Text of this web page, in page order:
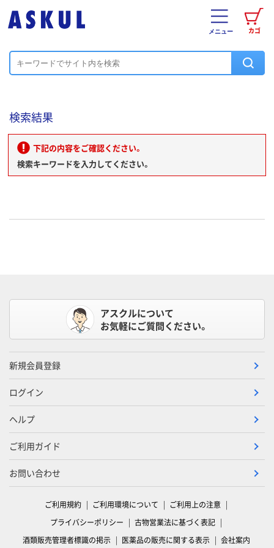
カゴ
メニュー
検索結果
下記の内容をご確認ください。
検索キーワードを入力してください。
アスクルについて
お気軽にご質問ください。
新規会員登録
ログイン
ヘルプ
ご利用ガイド
お問い合わせ
ご利用規約 ご利用環境について
ご利用上の注意
プライバシーポリシー
古物営業法に基づく表記
酒類販売管理者標識の掲示
医薬品の販売に関する表示 会社案内